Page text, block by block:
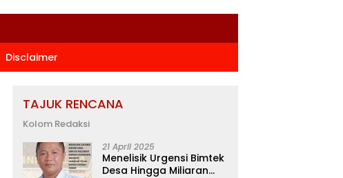
Disclaimer
TAJUK RENCANA
Kolom Redaksi
21 April 2025
Menelisik Urgensi Bimtek
Desa Hingga Miliaran